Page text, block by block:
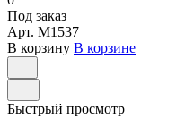
Под заказ
Арт. M1537
В корзину В корзине
Быстрый просмотр